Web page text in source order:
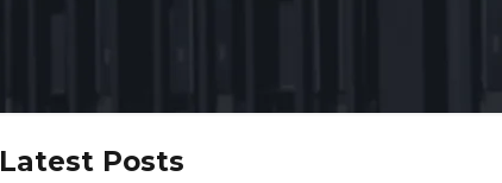
Latest Posts